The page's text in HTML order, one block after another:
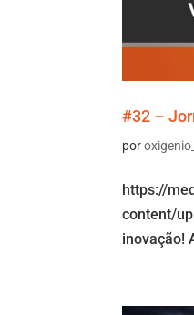
#32 –
por
https://
content/
inovação!